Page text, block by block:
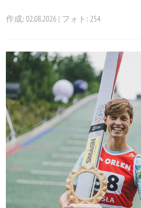
作成: 02.08.2026 | フォト: 254